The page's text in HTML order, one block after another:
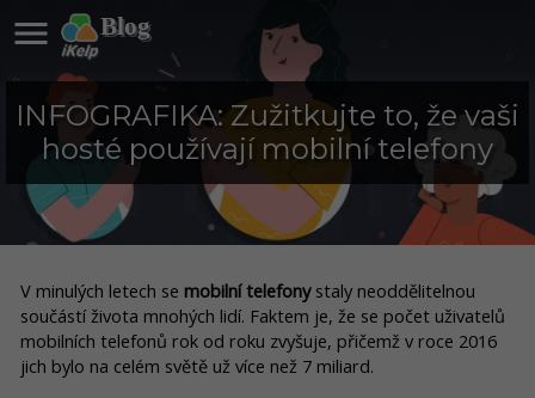
Blog

INFOGRAFIKA: Zužitkujte to, že vaši
hosté používají mobilní telefony
V minulých letech se mobilní telefonystaly neoddělitelnou
součástí života mnohých lidí. Faktem je, že se počet uživatelů
mobilních telefonů rok od roku zvyšuje, přičemž v roce 2016
jich bylo na celém světě už více než 7 miliard.